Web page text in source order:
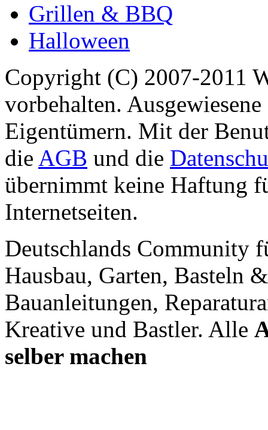
Grillen & BBQ
Halloween
Copyright (C) 2007-2011
vorbehalten.
Eigentümern. Mit der
die AGB und die
übernimmt keine Haftung
Internetseiten.
Deutschlands Community
Hausbau, Garten, Basteln
Bauanleitungen,
Kreative und Bastler. Alle
selber machen